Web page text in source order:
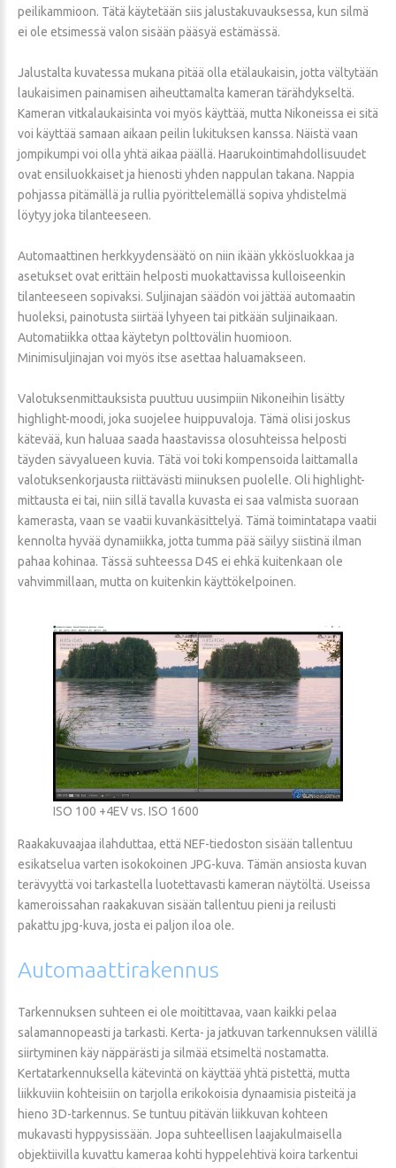
peilikammioon. Tätä käytetään siis jalustakuvauksessa, kun silmä
ei ole etsimessä valon sisään pääsyä estämässä.
Jalustalta kuvatessa mukana pitää olla etälaukaisin, jotta vältytään
laukaisimen painamisen aiheuttamalta kameran tärähdykseltä.
Kameran vitkalaukaisinta voi myös käyttää, mutta Nikoneissa ei sitä
voi käyttää samaan aikaan peilin lukituksen kanssa. Näistä vaan
jompikumpi voi olla yhtä aikaa päällä. Haarukointimahdollisuudet
ovat ensiluokkaiset ja hienosti yhden nappulan takana. Nappia
pohjassa pitämällä ja rullia pyörittelemällä sopiva yhdistelmä
löytyy joka tilanteeseen.
Automaattinen herkkyydensäätö on niin ikään ykkösluokkaa ja
asetukset ovat erittäin helposti muokattavissa kulloiseenkin
tilanteeseen sopivaksi. Suljinajan säädön voi jättää automaatin
huoleksi, painotusta siirtää lyhyeen tai pitkään suljinaikaan.
Automatiikka ottaa käytetyn polttovälin huomioon.
Minimisuljinajan voi myös itse asettaa haluamakseen.
Valotuksenmittauksista puuttuu uusimpiin Nikoneihin lisätty
highlight-moodi, joka suojelee huippuvaloja. Tämä olisi joskus
kätevää, kun haluaa saada haastavissa olosuhteissa helposti
täyden sävyalueen kuvia. Tätä voi toki kompensoida laittamalla
valotuksenkorjausta riittävästi miinuksen puolelle. Oli highlight-
mittausta ei tai, niin sillä tavalla kuvasta ei saa valmista suoraan
kamerasta, vaan se vaatii kuvankäsittelyä. Tämä toimintatapa vaatii
kennolta hyvää dynamiikka, jotta tumma pää säilyy siistinä ilman
pahaa kohinaa. Tässä suhteessa D4S ei ehkä kuitenkaan ole
vahvimmillaan, mutta on kuitenkin käyttökelpoinen.
ISO 100 +4EV vs. ISO 1600
Raakakuvaajaa ilahduttaa, että NEF-tiedoston sisään tallentuu
esikatselua varten isokokoinen JPG-kuva. Tämän ansiosta kuvan
terävyyttä voi tarkastella luotettavasti kameran näytöltä. Useissa
kameroissahan raakakuvan sisään tallentuu pieni ja reilusti
pakattu jpg-kuva, josta ei paljon iloa ole.
Automaattirakennus
Tarkennuksen suhteen ei ole moitittavaa, vaan kaikki pelaa
salamannopeasti ja tarkasti. Kerta- ja jatkuvan tarkennuksen välillä
siirtyminen käy näppärästi ja silmää etsimeltä nostamatta.
Kertatarkennuksella kätevintä on käyttää yhtä pistettä, mutta
liikkuviin kohteisiin on tarjolla erikokoisia dynaamisia pisteitä ja
hieno 3D-tarkennus. Se tuntuu pitävän liikkuvan kohteen
mukavasti hyppysissään. Jopa suhteellisen laajakulmaisella
objektiivilla kuvattu kameraa kohti hyppelehtivä koira tarkentui